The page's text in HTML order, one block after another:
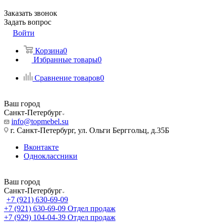
Заказать звонок
Задать вопрос
Войти
Корзина0
Избранные товары0
Сравнение товаров0
Ваш город
Санкт-Петербург
info@topmebel.su
г. Санкт-Петербург, ул. Ольги Берггольц, д.35Б
Вконтакте
Одноклассники
Ваш город
Санкт-Петербург
+7 (921) 630-69-09
+7 (921) 630-69-09 Отдел продаж
+7 (929) 104-04-39 Отдел продаж